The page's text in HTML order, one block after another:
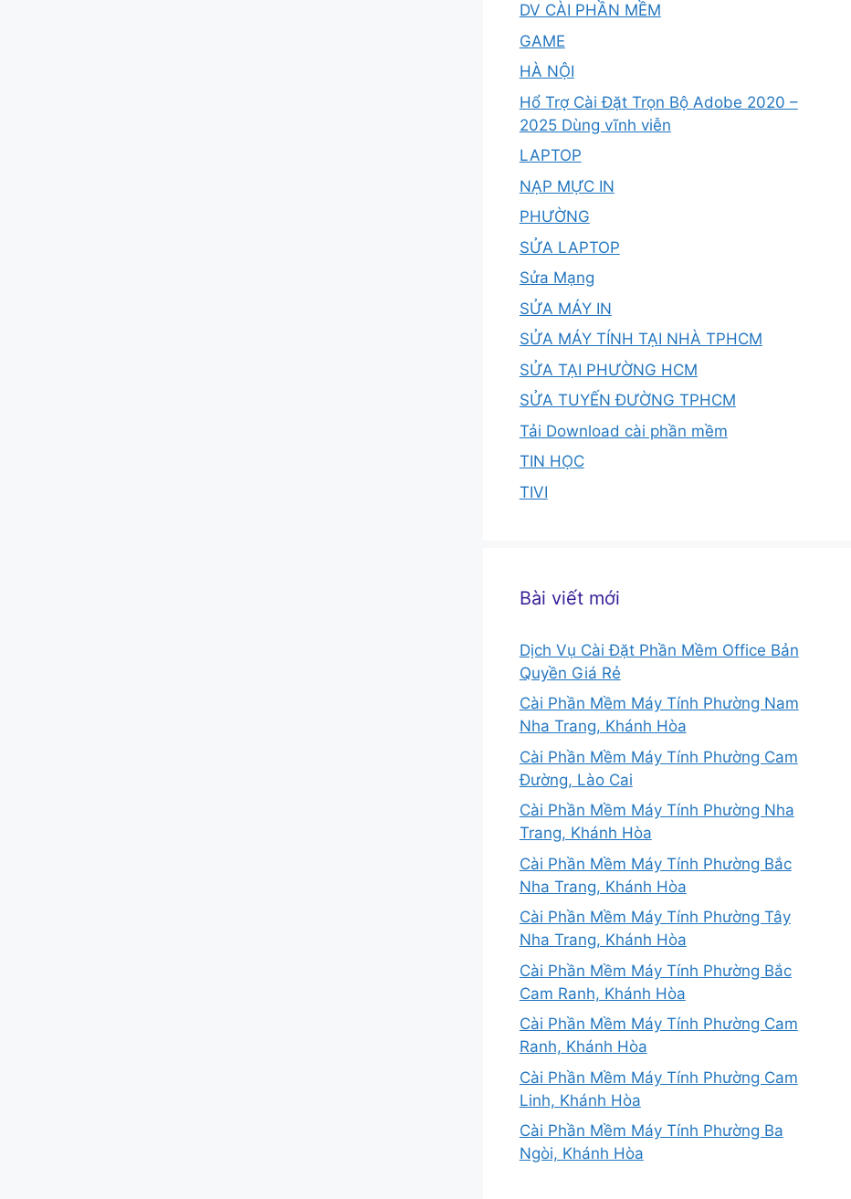
DV CÀI PHẦN MỀM
GAME
HÀ NỘI
Hổ Trợ Cài Đặt Trọn Bộ Adobe 2020 –
2025 Dùng vĩnh viễn
LAPTOP
NẠP MỰC IN
PHƯỜNG
SỬA LAPTOP
Sửa Mạng
SỬA MÁY IN
SỬA MÁY TÍNH TẠI NHÀ TPHCM
SỬA TẠI PHƯỜNG HCM
SỬA TUYẾN ĐƯỜNG TPHCM
Tải Download cài phần mềm
TIN HỌC
TIVI
Bài viết mới
Dịch Vụ Cài Đặt Phần Mềm Office Bản
Quyền Giá Rẻ
Cài Phần Mềm Máy Tính Phường Nam
Nha Trang, Khánh Hòa
Cài Phần Mềm Máy Tính Phường Cam
Đường, Lào Cai
Cài Phần Mềm Máy Tính Phường Nha
Trang, Khánh Hòa
Cài Phần Mềm Máy Tính Phường Bắc
Nha Trang, Khánh Hòa
Cài Phần Mềm Máy Tính Phường Tây
Nha Trang, Khánh Hòa
Cài Phần Mềm Máy Tính Phường Bắc
Cam Ranh, Khánh Hòa
Cài Phần Mềm Máy Tính Phường Cam
Ranh, Khánh Hòa
Cài Phần Mềm Máy Tính Phường Cam
Linh, Khánh Hòa
Cài Phần Mềm Máy Tính Phường Ba
Ngòi, Khánh Hòa